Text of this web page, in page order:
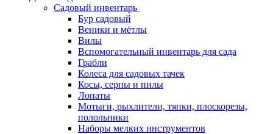
Садовый инвентарь
Бур садовый
Веники и мётлы
Вилы
Вспомогательный инвентарь для сада
Грабли
Колеса для садовых тачек
Косы, серпы и пилы
Лопаты
Мотыги, рыхлители, тяпки, плоскорезы,
полольники
Наборы мелких инструментов